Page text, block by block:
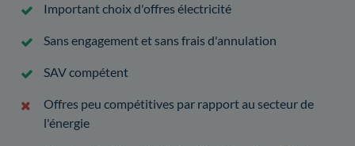
Important choix d'offres électricité
Sans engagement et sans frais d'annulation
SAV compétent
Offres peu compétitives par rapport au secteur de
l'énergie